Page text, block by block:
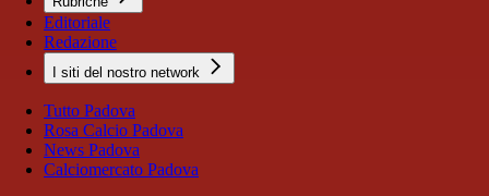
Editoriale
Redazione
I siti del nostro network
Tutto Padova
Rosa Calcio Padova
News Padova
Calciomercato Padova